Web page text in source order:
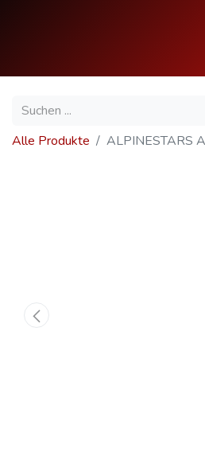
Alle Produkte ALPINESTARS